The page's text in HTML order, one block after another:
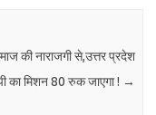
की नाराजगी से,उत्तर प्रदेश
का मिशन 80 रुक जाएगा ! →